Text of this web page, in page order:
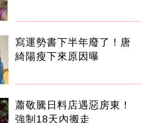
寫運勢書下半年廢了！唐
綺陽瘦下來原因曝
蕭敬騰日料店遇惡房東！
強制18天內搬走